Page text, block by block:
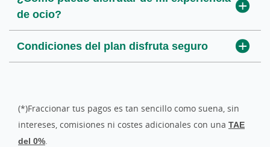
de ocio?
Condiciones del plan disfruta seguro
(*)Fraccionar tus pagos es tan sencillo como suena, sin
intereses, comisiones ni costes adicionales con una TAE
del 0%.